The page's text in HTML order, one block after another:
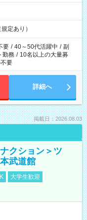
定あり）
要 / 40～50代活躍中 / 副
勤務 / 10名以上の大量募
要
詳細へ
掲載日：2026.08.03
クション＞ツ
武道館
大学生歓迎